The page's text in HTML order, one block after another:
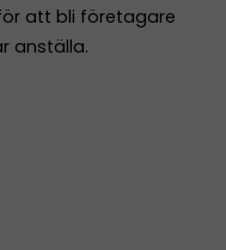
att bli företagare
anställa.